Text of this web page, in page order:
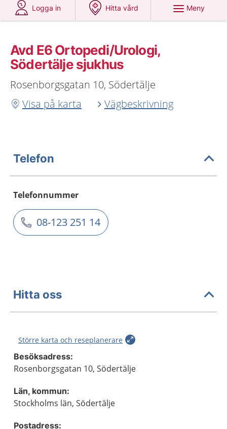
Logga in
Hitta vård
Meny
Avd E6 Ortopedi/Urologi,
Södertälje sjukhus
Rosenborgsgatan 10, Södertälje
Visa på karta
Vägbeskrivning
Telefon
Telefonnummer
08-123 251 14
Hitta oss
Större karta och reseplanerare
Besöksadress:
Rosenborgsgatan 10, Södertälje
Län, kommun:
Stockholms län, Södertälje
Postadress: